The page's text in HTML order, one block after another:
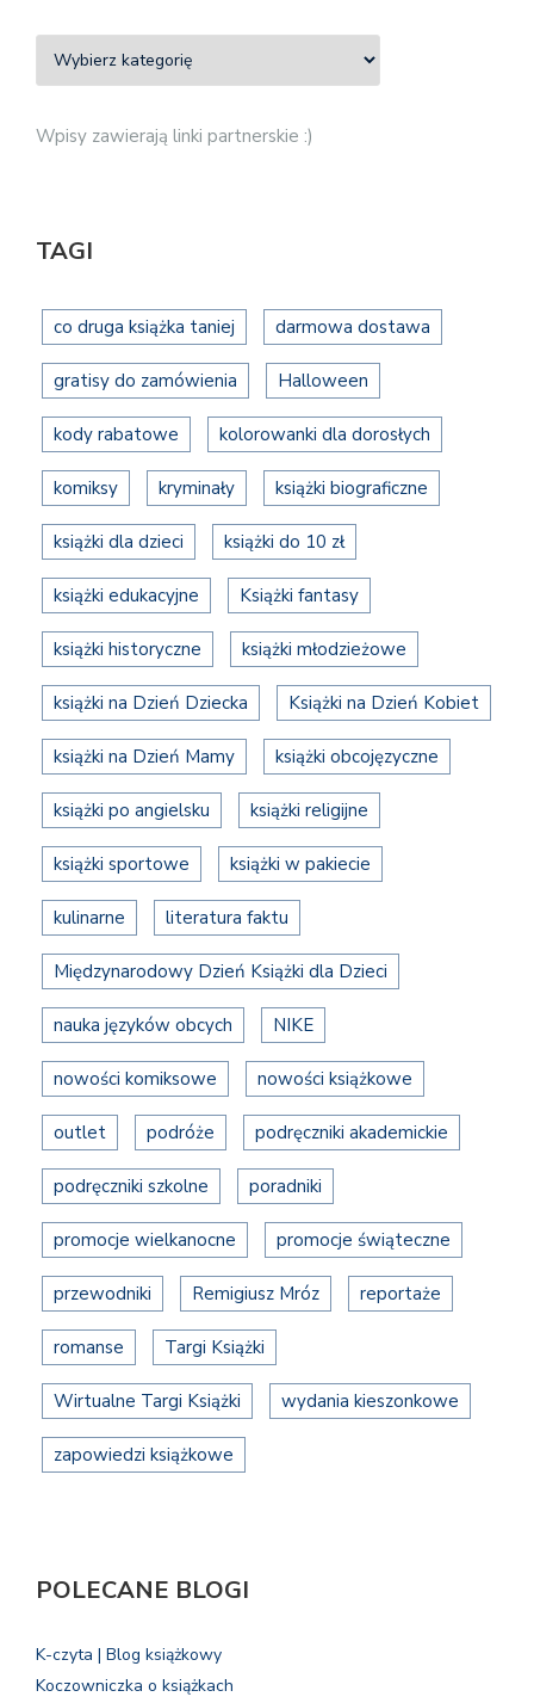
Wpisy zawierają linki partnerskie :)
TAGI
co druga książka taniej darmowa dostawa
gratisy do zamówienia Halloween
kody rabatowe kolorowanki dla dorosłych
komiksy kryminały książki biograficzne
książki dla dzieci książki do 10 zł
książki edukacyjne Książki fantasy
książki historyczne książki młodzieżowe
książki na Dzień Dziecka Książki na Dzień Kobiet
książki na Dzień Mamy książki obcojęzyczne
książki po angielsku książki religijne
książki sportowe książki w pakiecie
kulinarne literatura faktu
Międzynarodowy Dzień Książki dla Dzieci
nauka języków obcych NIKE
nowości komiksowe nowości książkowe
outlet podróże podręczniki akademickie
podręczniki szkolne poradniki
promocje wielkanocne promocje świąteczne
przewodniki Remigiusz Mróz reportaże
romanse Targi Książki
Wirtualne Targi Książki wydania kieszonkowe
zapowiedzi książkowe
POLECANE BLOGI
K-czyta | Blog książkowy
Koczowniczka o książkach